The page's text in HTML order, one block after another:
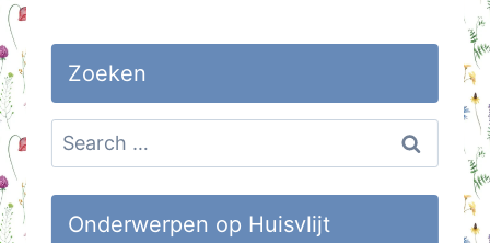
Zoeken
Search
for:
Onderwerpen op Huisvlijt